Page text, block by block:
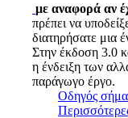
με αναφορά αν
πρέπει να
διατηρήσατε μια
Στην έκδοση 3.0
η ένδειξη των
παράγωγο έργο.
Οδηγός